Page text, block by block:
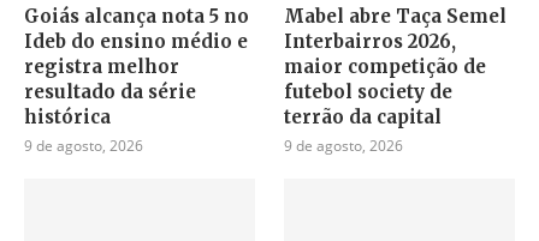
Goiás alcança nota 5 no
Ideb do ensino médio e
registra melhor
resultado da série
histórica
9 de agosto, 2026
Mabel abre Taça Semel
Interbairros 2026,
maior competição de
futebol society de
terrão da capital
9 de agosto, 2026